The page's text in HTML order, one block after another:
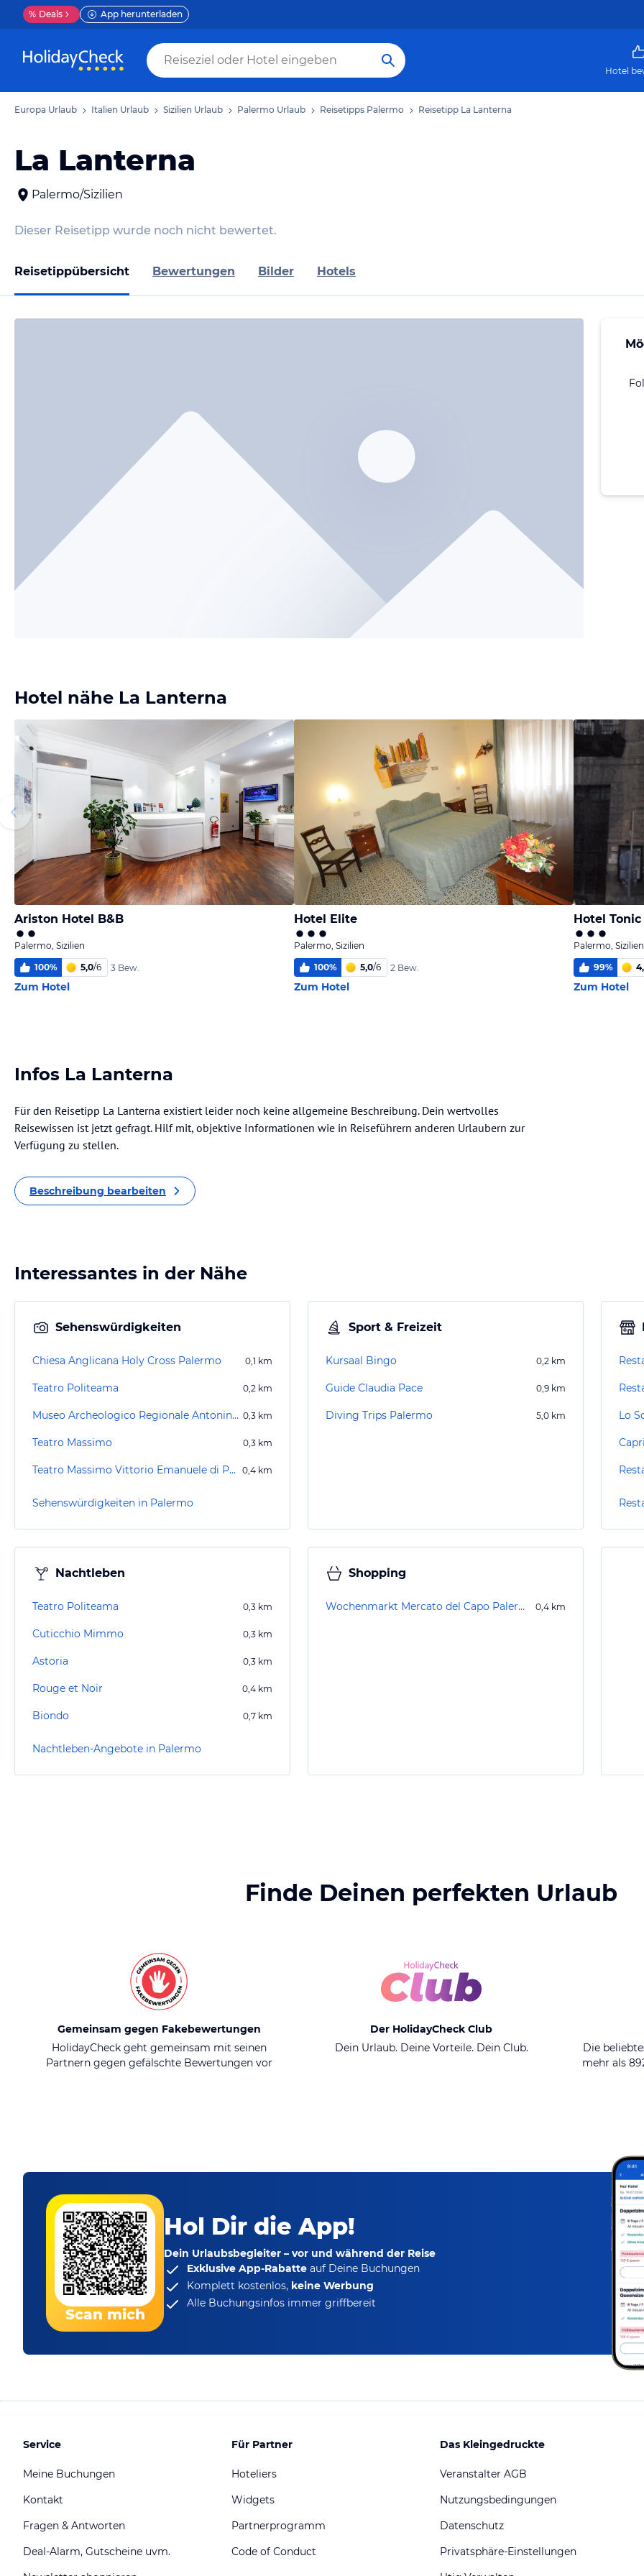
% Deals App herunterladen
Hotel
Europa Urlaub Italien Urlaub Sizilien Urlaub Palermo Urlaub Reisetipps Palermo Reisetipp La Lanterna
La Lanterna
Palermo/Sizilien
Dieser Reisetipp wurde noch nicht bewertet.
Reisetippübersicht Bewertungen Bilder Hotels
Hotel nähe La Lanterna
Ariston Hotel B&B
Palermo, Sizilien
100% 5,0/6 3 Bew.
Zum Hotel
Hotel Elite
Palermo, Sizilien
100% 5,0/6 2 Bew.
Zum Hotel
Hotel Tonic
Palermo, Sizilien
99%
Zum Hotel
Infos La Lanterna
Für den Reisetipp La Lanterna existiert leider noch keine allgemeine Beschreibung. Dein wertvolles
Reisewissen ist jetzt gefragt. Hilf mit, objektive Informationen wie in Reiseführern anderen Urlaubern zur
Verfügung zu stellen.
Beschreibung bearbeiten
Interessantes in der Nähe
Sehenswürdigkeiten
Chiesa Anglicana Holy Cross Palermo 0,1 km
Teatro Politeama 0,2 km
Museo Archeologico Regionale Antonino Salinas 0,3 km
Teatro Massimo 0,3 km
Teatro Massimo Vittorio Emanuele di Palermo 0,4 km
Sehenswürdigkeiten in Palermo
Sport & Freizeit
Kursaal Bingo 0,2 km
Guide Claudia Pace 0,9 km
Diving Trips Palermo 5,0 km Lo
Nachtleben
Teatro Politeama 0,3 km
Cuticchio Mimmo 0,3 km
Astoria 0,3 km
Rouge et Noir 0,4 km
Biondo 0,7 km
Nachtleben-Angebote in Palermo
Shopping
Wochenmarkt Mercato del Capo Palermo 0,4 km
Finde Deinen perfekten Urlaub
Gemeinsam gegen Fakebewertungen
HolidayCheck geht gemeinsam mit seinen
Partnern gegen gefälschte Bewertungen vor
Der HolidayCheck Club
Dein Urlaub. Deine Vorteile. Dein Club.
Die
mehr als
Scan mich
Hol Dir die App!
Dein Urlaubsbegleiter – vor und während der Reise
Exklusive App-Rabatte auf Deine Buchungen
Komplett kostenlos, keine Werbung
Alle Buchungsinfos immer griffbereit
Service
Meine Buchungen
Kontakt
Fragen & Antworten
Deal-Alarm, Gutscheine uvm.
Für Partner
Hoteliers
Widgets
Partnerprogramm
Code of Conduct
Das Kleingedruckte
Veranstalter AGB
Nutzungsbedingungen
Datenschutz
Privatsphäre-Einstellungen